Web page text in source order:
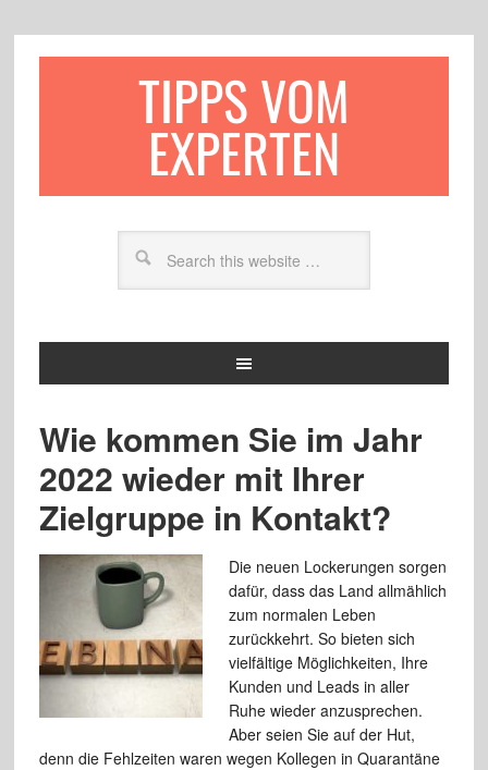
TIPPS VOM
EXPERTEN
Wie kommen Sie im Jahr
2022 wieder mit Ihrer
Zielgruppe in Kontakt?
Die neuen Lockerungen sorgen
dafür, dass das Land allmählich
zum normalen Leben
zurückkehrt. So bieten sich
vielfältige Möglichkeiten, Ihre
Kunden und Leads in aller
Ruhe wieder anzusprechen.
Aber seien Sie auf der Hut,
denn die Fehlzeiten waren wegen Kollegen in Quarantäne